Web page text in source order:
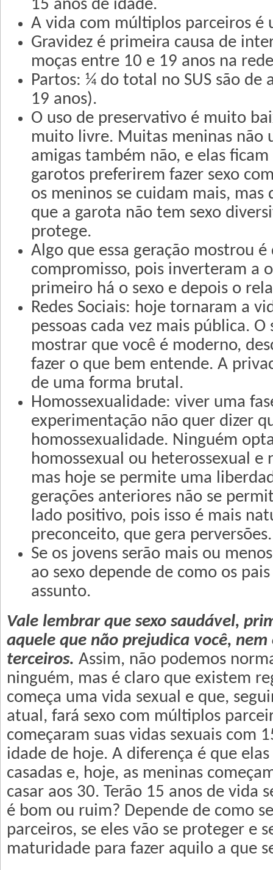
15 anos de idade.
A vida com múltiplos parceiros é
Gravidez é primeira causa de
moças entre 10 e 19 anos na rede
Partos: ¼ do total no SUS são de
19 anos).
O uso de preservativo é muito
muito livre. Muitas meninas não
amigas também não, e elas ficam
garotos preferirem fazer sexo
os meninos se cuidam mais, mas
que a garota não tem sexo
protege.
Algo que essa geração mostrou é
compromisso, pois inverteram a
primeiro há o sexo e depois o
Redes Sociais: hoje tornaram a
pessoas cada vez mais pública.
mostrar que você é moderno,
fazer o que bem entende. A
de uma forma brutal.
Homossexualidade: viver uma
experimentação não quer dizer
homossexualidade. Ninguém
homossexual ou heterossexual e
mas hoje se permite uma
gerações anteriores não se
lado positivo, pois isso é mais
preconceito, que gera perversões.
Se os jovens serão mais ou
ao sexo depende de como os
assunto.
Vale lembrar que sexo saudável,
aquele que não prejudica você,
terceiros. Assim, não podemos
ninguém, mas é claro que existem
começa uma vida sexual e que,
atual, fará sexo com múltiplos
começaram suas vidas sexuais com
idade de hoje. A diferença é que
casadas e, hoje, as meninas
casar aos 30. Terão 15 anos de vida
é bom ou ruim? Depende de como
parceiros, se eles vão se proteger e
maturidade para fazer aquilo a que